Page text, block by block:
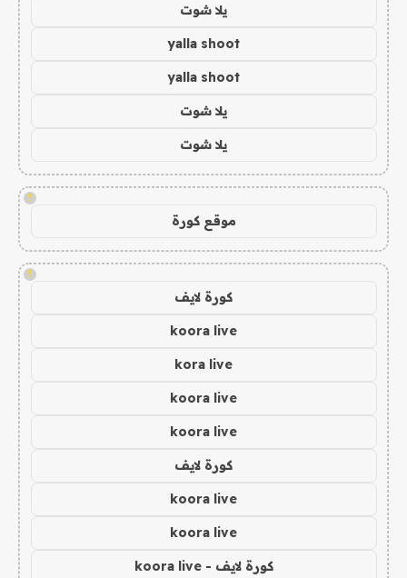
يلا شوت
yalla shoot
yalla shoot
يلا شوت
يلا شوت
!
موقع كورة
!
كورة لايف
koora live
kora live
koora live
koora live
كورة لايف
koora live
koora live
كورة لايف - koora live